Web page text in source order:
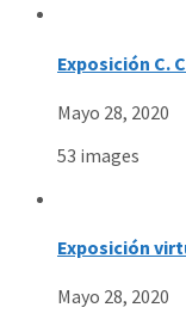
Exposición C.
Mayo 28, 2020
53 images
Exposición
Mayo 28, 2020